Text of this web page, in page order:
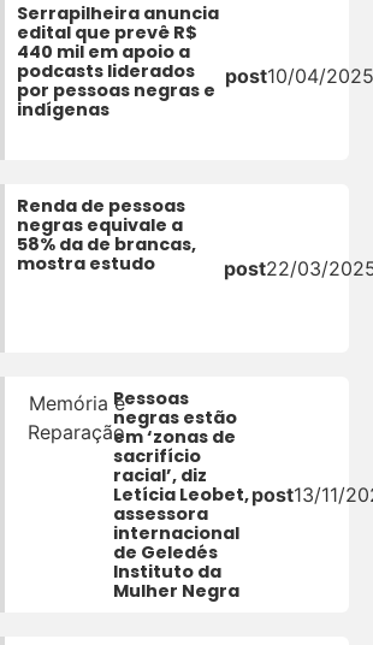
Serrapilheira anuncia
edital que prevê R$
440 mil em apoio a
podcasts liderados
por pessoas negras e
indígenas
post10/04/
Renda de pessoas
negras equivale a
58% da de brancas,
mostra estudo
post22/03/
Memória e
Reparação
Pessoas
negras estão
em ‘zonas de
sacrifício
racial’, diz
Letícia Leobet,
assessora
internacional
de Geledés
Instituto da
Mulher Negra
post13/11/